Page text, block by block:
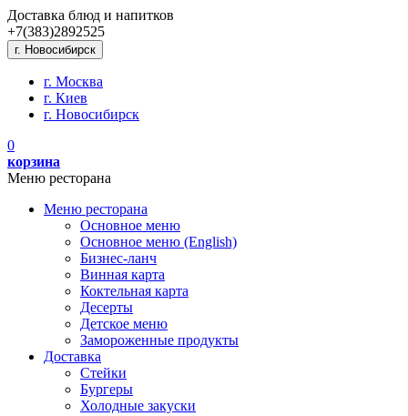
Доставка блюд и напитков
+7(383)2892525
г. Новосибирск
г. Москва
г. Киев
г. Новосибирск
0
корзина
Меню ресторана
Меню ресторана
Основное меню
Основное меню (English)
Бизнес-ланч
Винная карта
Коктельная карта
Десерты
Детское меню
Замороженные продукты
Доставка
Стейки
Бургеры
Холодные закуски